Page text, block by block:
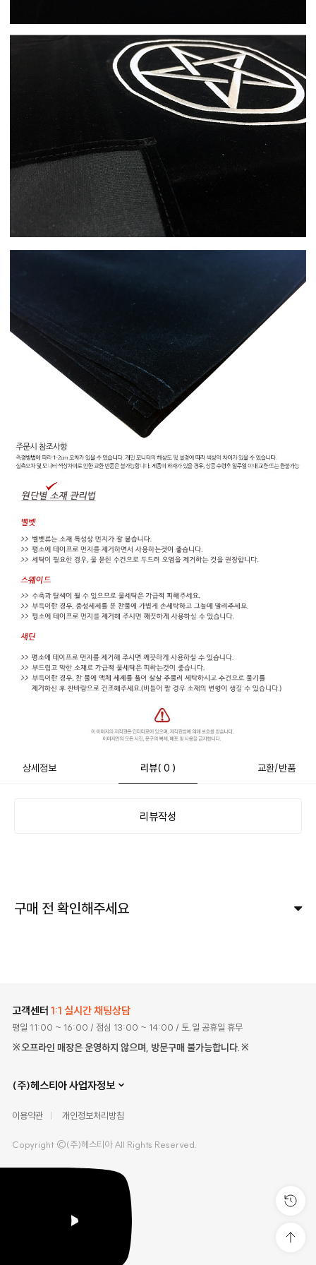
상세정보 리뷰( 0 ) 교환/반품
리뷰작성
구매 전 확인해주세요
고객센터 1:1 실시간 채팅상담
평일 11:00 ~ 16:00 / 점심 13:00 ~ 14:00 / 토,일 공휴일 휴무
※오프라인 매장은 운영하지 않으며, 방문구매 불가능합니다.※
(주)헤스티아 사업자정보
이용약관 개인정보처리방침
Copyright ©(주)헤스티아 All Rights Reserved.